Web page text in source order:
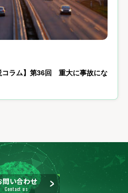
コラム】第36回 重大に事故にな
問い合わせ
Contact us